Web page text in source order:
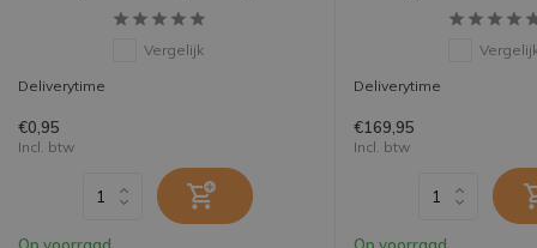
Vergelijk
Deliverytime
€0,95
Incl. btw
Deliverytime
€169,95
Incl. btw